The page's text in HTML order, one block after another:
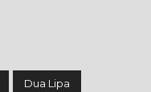
Dua Lipa